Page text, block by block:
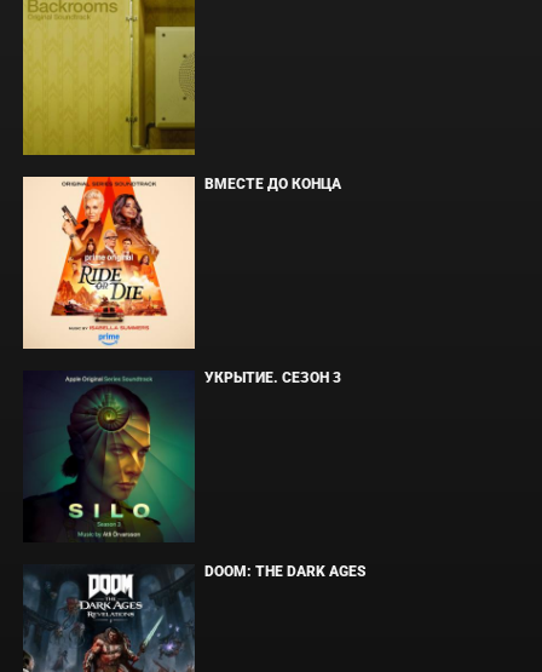
ВМЕСТЕ ДО КОНЦА
УКРЫТИЕ. СЕЗОН 3
DOOM: THE DARK AGES